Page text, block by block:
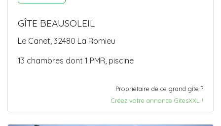
GÎTE BEAUSOLEIL
Le Canet, 32480 La Romieu
13 chambres dont 1 PMR, piscine
Propriétaire de ce grand gîte ?
Créez votre annonce GitesXXL !